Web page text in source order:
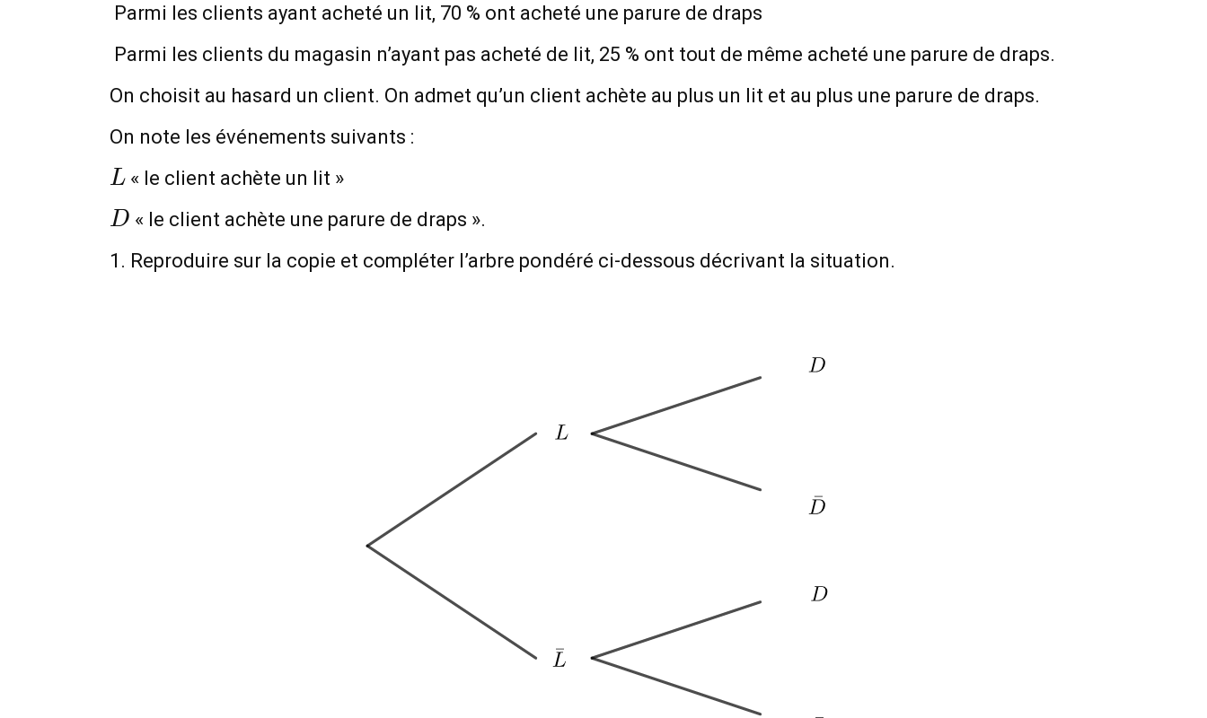
Parmi les clients ayant acheté un lit, 70 % ont acheté une parure de draps
Parmi les clients du magasin n’ayant pas acheté de lit, 25 % ont tout de même acheté une parure de draps.
On choisit au hasard un client. On admet qu’un client achète au plus un lit et au plus une parure de draps.
On note les événements suivants :
L
L « le client achète un lit »
D
D « le client achète une parure de draps ».
1. Reproduire sur la copie et compléter l’arbre pondéré ci-dessous décrivant la situation.